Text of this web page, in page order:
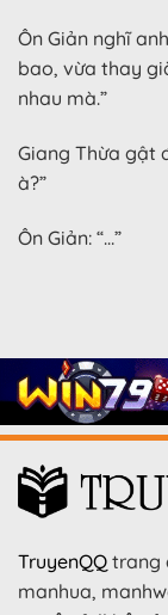
Ôn Giản nghĩ
bao, vừa thay
nhau mà.”
Giang Thừa gật
à?”
Ôn Giản: “…”
TruyenQQ trang
manhua,